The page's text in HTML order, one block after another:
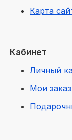
Карта
Кабинет
Личный
Мои